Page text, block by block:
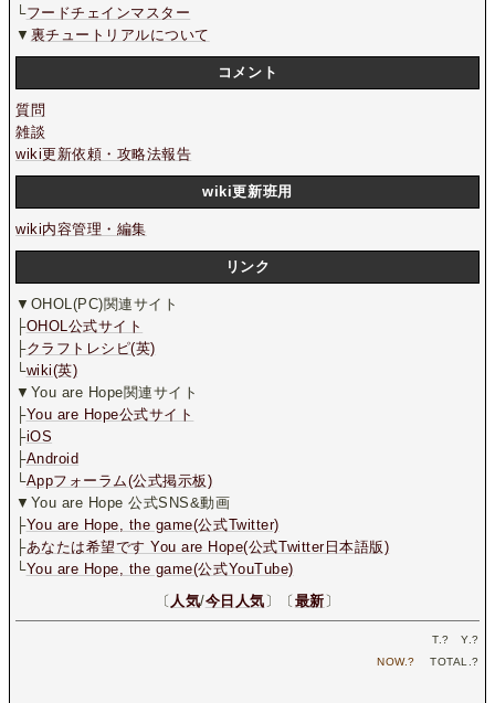
└フードチェインマスター
▼ 裏チュートリアルについて
コメント
質問
雑談
wiki更新依頼・攻略法報告
wiki更新班用
wiki内容管理・編集
リンク
▼OHOL(PC)関連サイト
├OHOL公式サイト
├クラフトレシピ(英)
└wiki(英)
▼You are Hope関連サイト
├You are Hope公式サイト
├iOS
├Android
└Appフォーラム(公式掲示板)
▼You are Hope 公式SNS&動画
├You are Hope, the game(公式Twitter)
├あなたは希望です You are Hope(公式Twitter日本語版)
└You are Hope, the game(公式YouTube)
〔 人気/今日人気 〕〔 最新 〕
T.? Y.?
NOW.? TOTAL.?